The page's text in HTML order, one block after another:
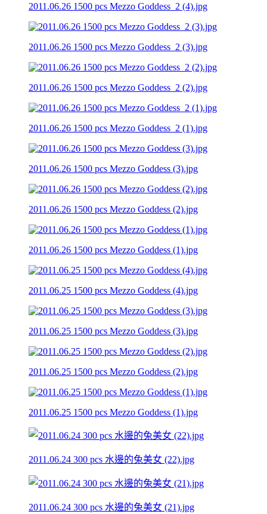
2011.06.26 1500 pcs Mezzo Goddess_2 (4).jpg
2011.06.26 1500 pcs Mezzo Goddess_2 (3).jpg
2011.06.26 1500 pcs Mezzo Goddess_2 (2).jpg
2011.06.26 1500 pcs Mezzo Goddess_2 (1).jpg
2011.06.26 1500 pcs Mezzo Goddess (3).jpg
2011.06.26 1500 pcs Mezzo Goddess (2).jpg
2011.06.26 1500 pcs Mezzo Goddess (1).jpg
2011.06.25 1500 pcs Mezzo Goddess (4).jpg
2011.06.25 1500 pcs Mezzo Goddess (3).jpg
2011.06.25 1500 pcs Mezzo Goddess (2).jpg
2011.06.25 1500 pcs Mezzo Goddess (1).jpg
2011.06.24 300 pcs 水邊的兔美女 (22).jpg
2011.06.24 300 pcs 水邊的兔美女 (21).jpg